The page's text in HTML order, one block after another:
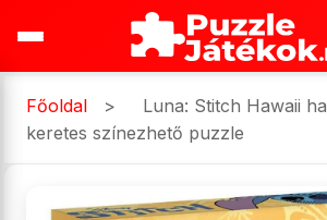
Főoldal >
Luna: Stitch Hawaii
keretes színezhető puzzle